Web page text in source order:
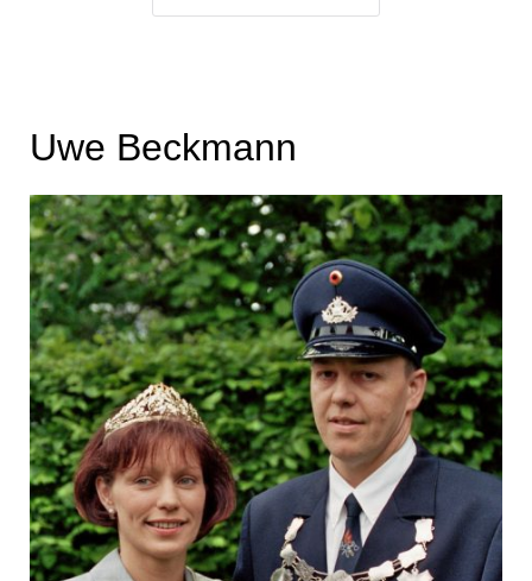
Uwe Beckmann